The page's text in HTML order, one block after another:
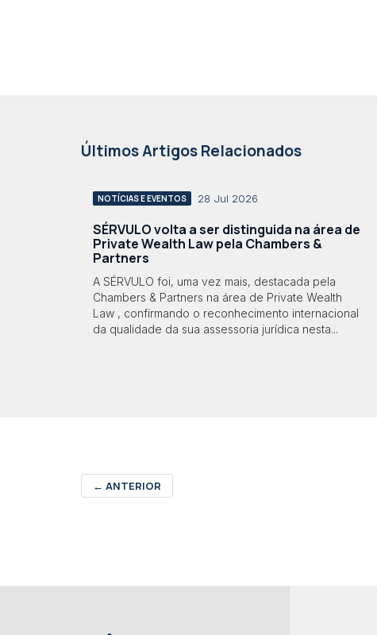
Últimos Artigos Relacionados
NOTÍCIAS E EVENTOS 28 Jul 2026
SÉRVULO volta a ser distinguida na área de
Private Wealth Law pela Chambers &
Partners
A SÉRVULO foi, uma vez mais, destacada pela
Chambers & Partners na área de Private Wealth
Law , confirmando o reconhecimento internacional
da qualidade da sua assessoria jurídica nesta...
← ANTERIOR